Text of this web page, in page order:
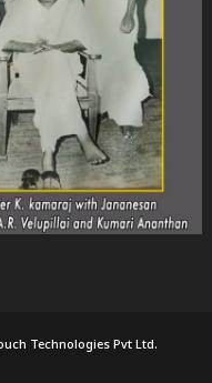
Technologies Pvt Ltd.